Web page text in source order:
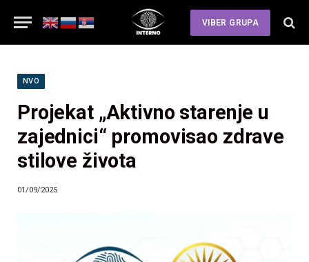
VIBER GRUPA
NVO
Projekat „Aktivno starenje u
zajednici“ promovisao zdrave
stilove života
01/09/2025